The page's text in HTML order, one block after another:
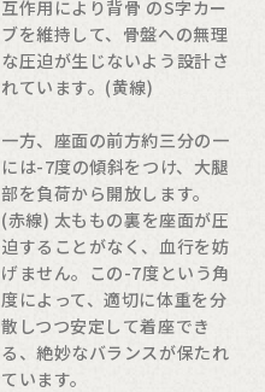
互作用により背骨 のS字カー
ブを維持して、骨盤への無理
な圧迫が生じないよう設計さ
れています。(黄線)
一方、座面の前方約三分の一
には-7度の傾斜をつけ、大腿
部を負荷から開放します。
(赤線) 太ももの裏を座面が圧
迫することがなく、血行を妨
げません。この-7度という角
度によって、適切に体重を分
散しつつ安定して着座でき
る、絶妙なバランスが保たれ
ています。